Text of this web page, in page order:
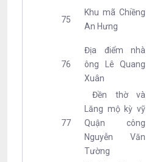
75
Khu mã Chiềng
An Hưng
76
Địa điểm nhà
ông Lê Quang
Xuân
77
Đền thờ và
Lăng mộ kỳ vỹ
Quận công
Nguyễn Văn
Tường